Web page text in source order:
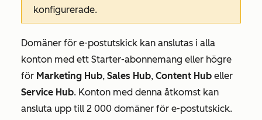
konfigurerade.
Domäner för e-postutskick kan anslutas i alla
konton med ett Starter-abonnemang eller högre
för Marketing Hub, Sales Hub, Content Hub eller
Service Hub. Konton med denna åtkomst kan
ansluta upp till 2 000 domäner för e-postutskick.